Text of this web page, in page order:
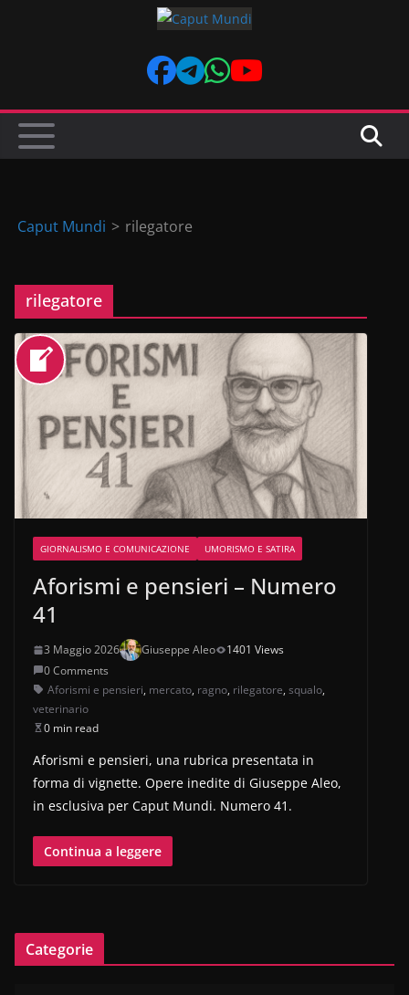
Caput Mundi > rilegatore
rilegatore
GIORNALISMO E COMUNICAZIONE UMORISMO E SATIRA
Aforismi e pensieri – Numero
41
3 Maggio 2026 Giuseppe Aleo
1401 Views
0 Comments
Aforismi e pensieri, mercato, ragno, rilegatore, squalo,
veterinario
0 min read
Aforismi e pensieri, una rubrica presentata in
forma di vignette. Opere inedite di Giuseppe Aleo,
in esclusiva per Caput Mundi. Numero 41.
Continua a leggere
Categorie